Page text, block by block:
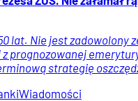
lat. Nie jest zadowolony
z prognozowanej
strategię
Wiadomości